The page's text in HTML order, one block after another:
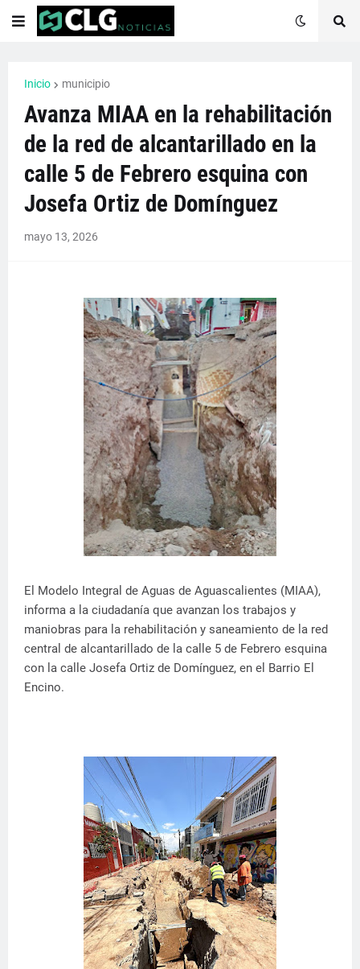
Inicio municipio
Avanza MIAA en la rehabilitación
de la red de alcantarillado en la
calle 5 de Febrero esquina con
Josefa Ortiz de Domínguez
mayo 13, 2026
El Modelo Integral de Aguas de Aguascalientes (MIAA),
informa a la ciudadanía que avanzan los trabajos y
maniobras para la rehabilitación y saneamiento de la red
central de alcantarillado de la calle 5 de Febrero esquina
con la calle Josefa Ortiz de Domínguez, en el Barrio El
Encino.